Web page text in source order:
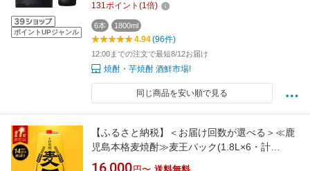
ポイントUPジャンル
131ポイント (1倍)
6本 1800ml
4.94(96件)
12:00までの注文で最短8/12お届け
焼酎・芋焼酎 酒鮮市場!
同じ商品を安い順で見る
【ふるさと納税】＜お届け回数が選べる＞≪鹿
児島本格麦焼酎≫麦王パック(1.8L×6・計
10.8L/1.8L×6×3回/1.8L×6×6回) 焼酎 麦焼酎 本